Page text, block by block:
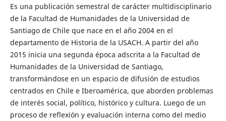
Es una publicación semestral de carácter multidisciplinario
de la Facultad de Humanidades de la Universidad de
Santiago de Chile que nace en el año 2004 en el
departamento de Historia de la USACH. A partir del año
2015 inicia una segunda época adscrita a la Facultad de
Humanidades de la Universidad de Santiago,
transformándose en un espacio de difusión de estudios
centrados en Chile e Iberoamérica, que aborden problemas
de interés social, político, histórico y cultura. Luego de un
proceso de reflexión y evaluación interna como del medio